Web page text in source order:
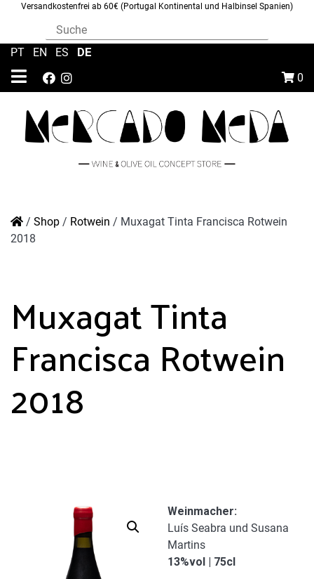
Versandkostenfrei ab 60€ (Portugal Kontinental und Halbinsel Spanien)
0
PT EN ES DE
/ Shop / Rotwein / Muxagat Tinta Francisca Rotwein
2018
Muxagat Tinta
Francisca Rotwein
2018
Weinmacher:
Luís Seabra und Susana
Martins
13%vol | 75cl